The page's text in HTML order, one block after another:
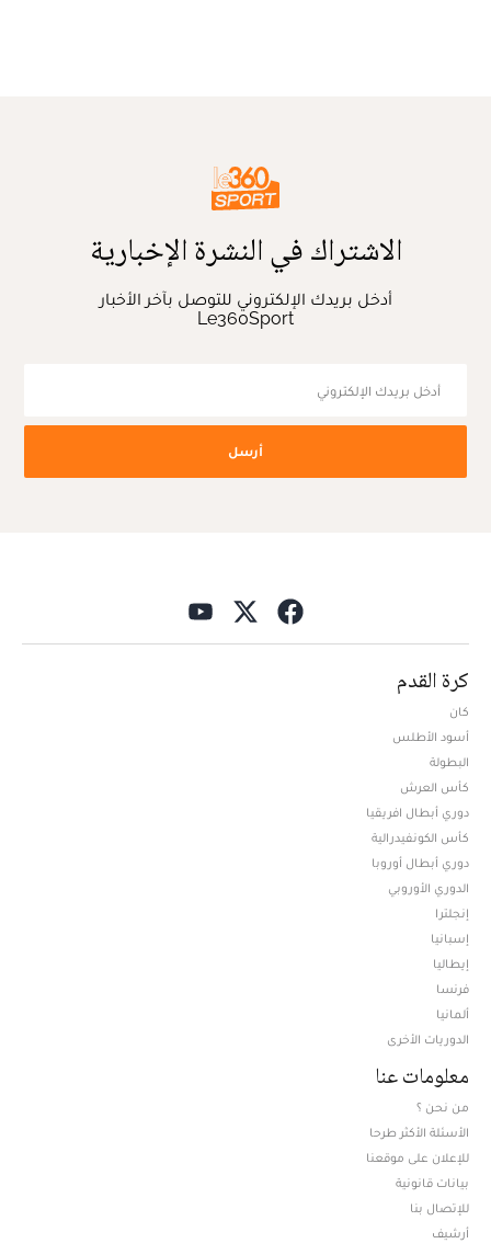
الاشتراك في النشرة الإخبارية
أدخل بريدك الإلكتروني للتوصل بآخر الأخبار
Le360Sport
أرسل
كرة القدم
كان
أسود الأطلس
البطولة
كأس العرش
دوري أبطال افريقيا
كأس الكونفيدرالية
دوري أبطال أوروبا
الدوري الأوروبي
إنجلترا
إسبانيا
إيطاليا
فرنسا
ألمانيا
الدوريات الأخرى
معلومات عنا
من نحن ؟
الأسئلة الأكثر طرحا
للإعلان على موقعنا
بيانات قانونية
للإتصال بنا
أرشيف